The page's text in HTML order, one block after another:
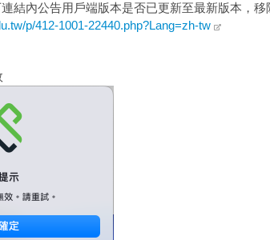
結內公告用戶端版本是否已更新至最新版本，
p/412-1001-22440.php?Lang=zh-tw